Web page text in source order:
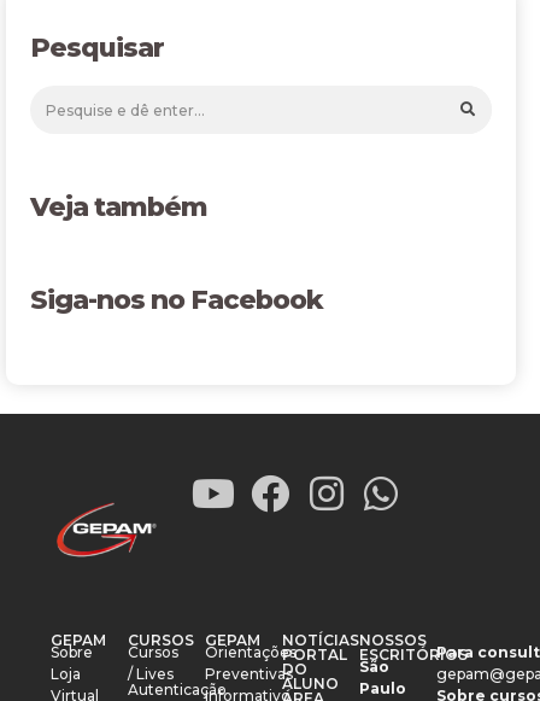
Pesquisar
Veja também
Siga-nos no Facebook
GEPAM
Sobre
Loja
Virtual
CURSOS
Cursos
/ Lives
Autenticação
GEPAM
Orientações
Preventivas
Informativo
NOTÍCIAS
PORTAL
DO
ALUNO
NOSSOS
ESCRITÓRIOS
São
Paulo
Para
Sobre